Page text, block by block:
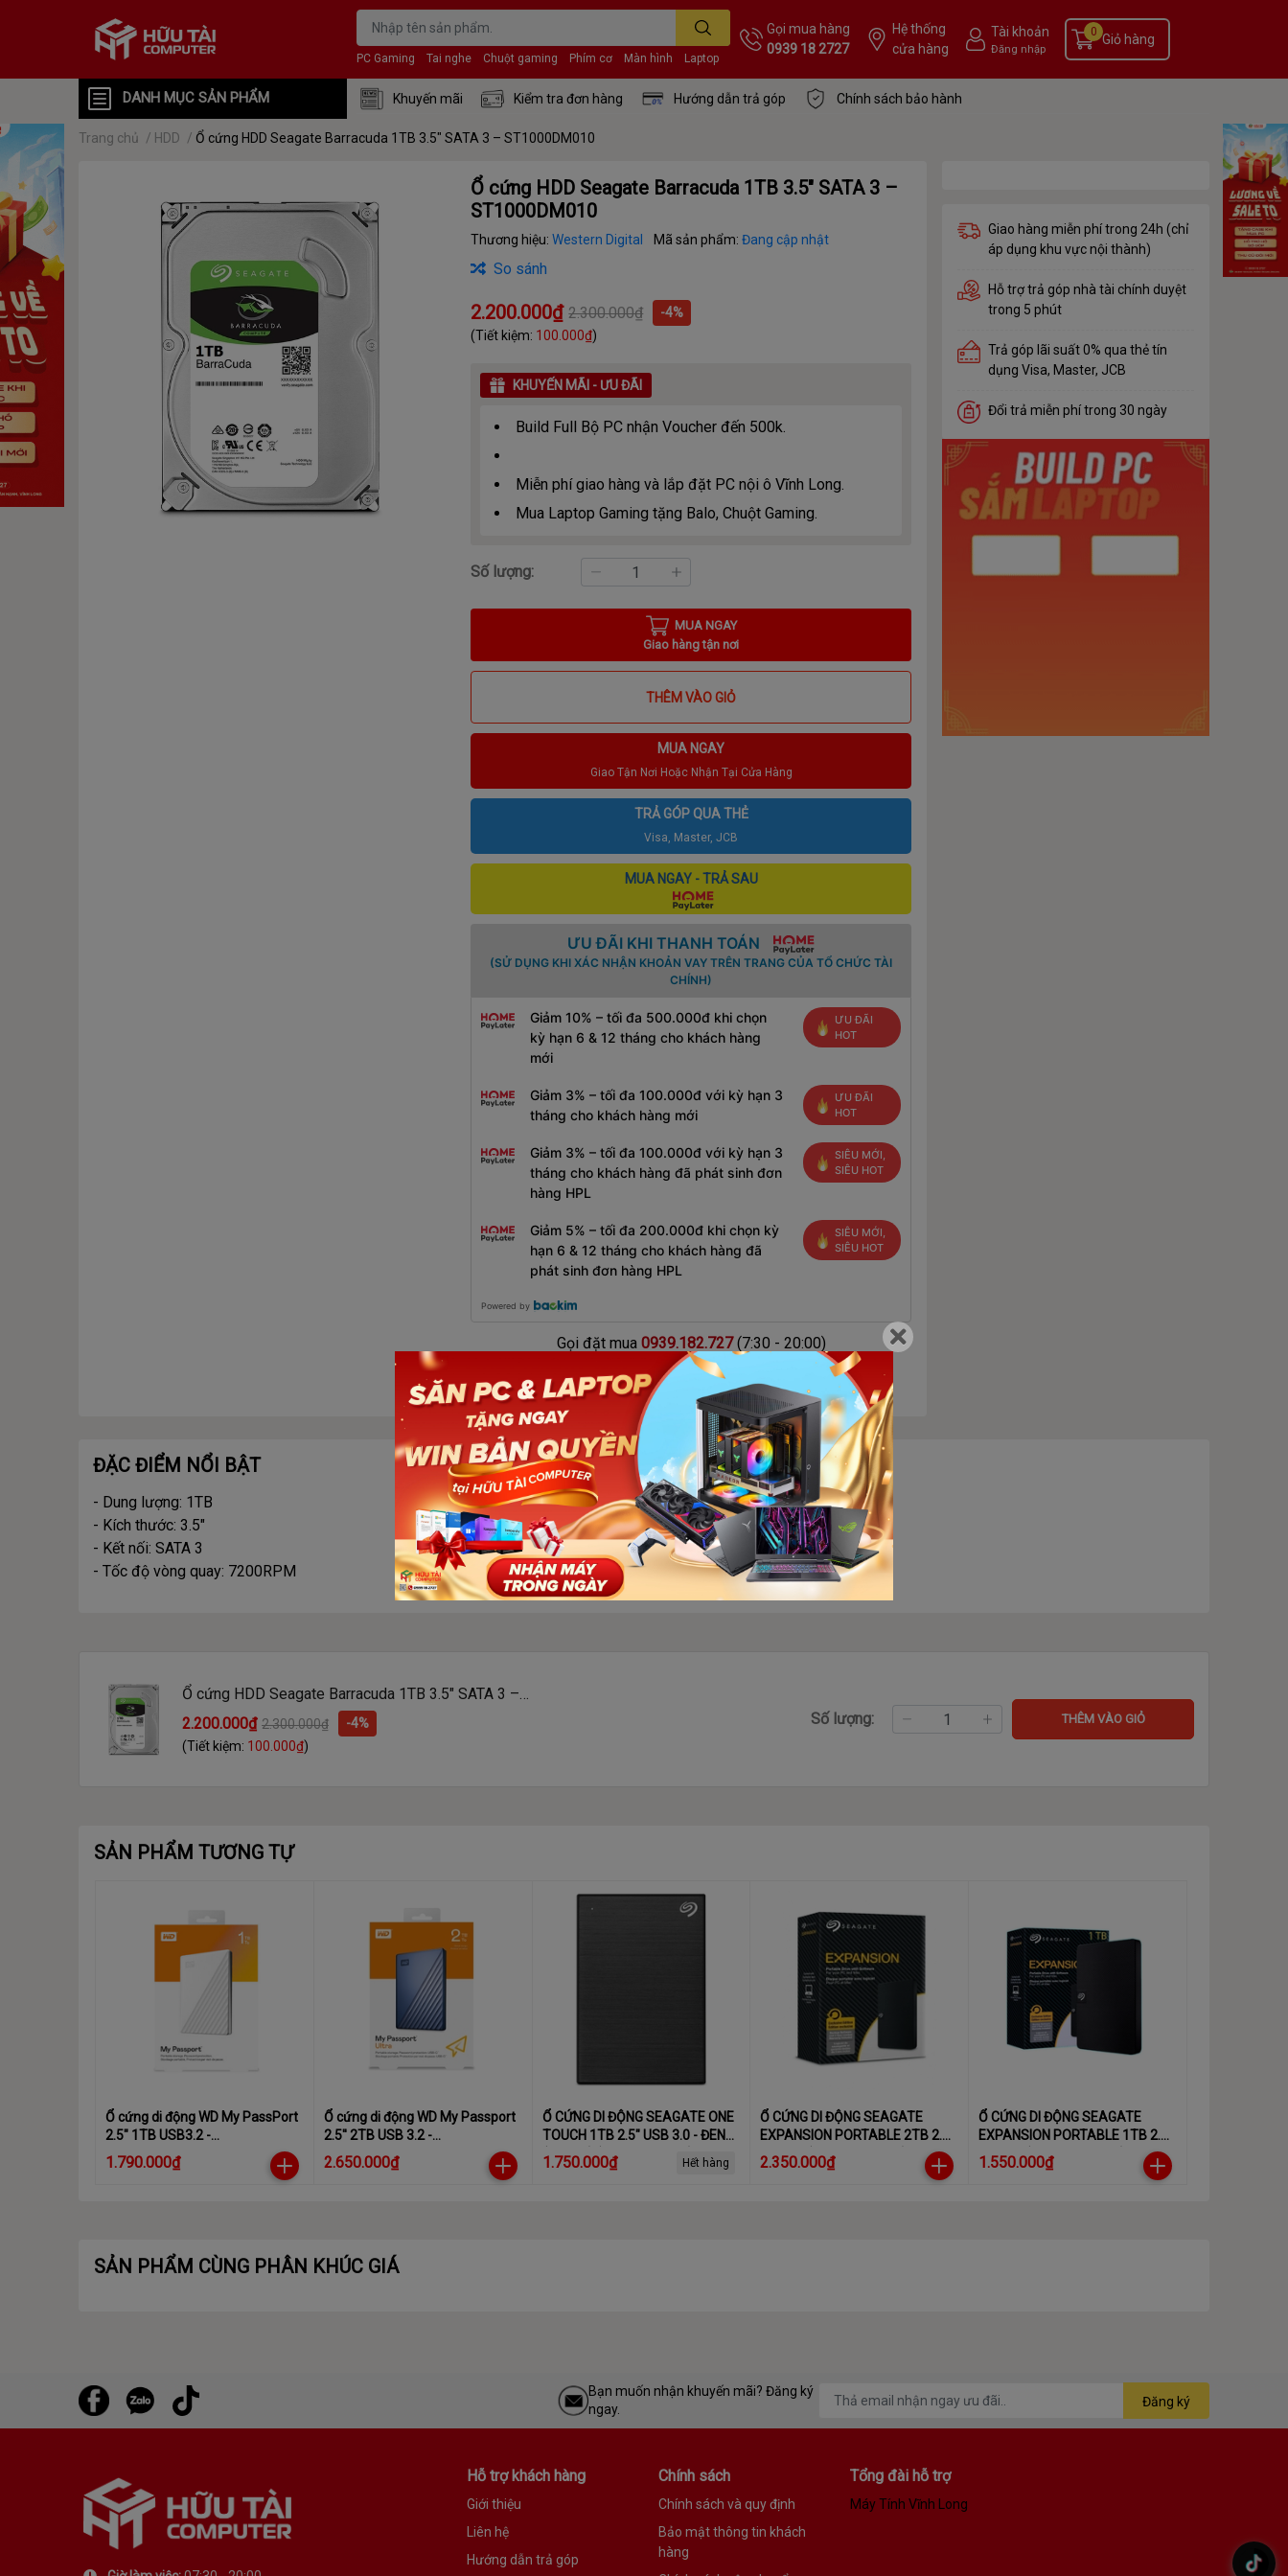
PC Gaming Tai nghe Chuột gaming Phím cơ Màn hình Laptop
Gọi mua hàng
0939 18 2727
Hệ thống
cửa hàng
Tài khoản
Đăng nhập
Giỏ hàng
0
DANH MỤC SẢN PHẨM Khuyến mãi Kiểm tra đơn hàng Hướng dẫn trả góp Chính sách bảo hành
Trang chủ / HDD / Ổ cứng HDD Seagate Barracuda 1TB 3.5″ SATA 3 – ST1000DM010
Ổ cứng HDD Seagate Barracuda 1TB 3.5″ SATA 3 –
ST1000DM010
Thương hiệu:Western Digital Mã sản phẩm:Đang cập nhật
So sánh
2.200.000₫ 2.300.000₫
-4%
(Tiết kiệm: 100.000₫)
KHUYẾN MÃI - ƯU ĐÃI
Build Full Bộ PC nhận Voucher đến 500k.
Miễn phí giao hàng và lắp đặt PC nội ô Vĩnh Long.
Mua Laptop Gaming tặng Balo, Chuột Gaming.
Số lượng:
MUA NGAY
Giao hàng tận nơi
THÊM VÀO GIỎ
MUA NGAY
Giao Tận Nơi Hoặc Nhận Tại Cửa Hàng
TRẢ GÓP QUA THẺ
Visa, Master, JCB
MUA NGAY - TRẢ SAU
ƯU ĐÃI KHI THANH TOÁN
(SỬ DỤNG KHI XÁC NHẬN KHOẢN VAY TRÊN TRANG CỦA TỔ CHỨC TÀI
CHÍNH)
Giảm 10% – tối đa 500.000đ khi chọn
kỳ hạn 6 & 12 tháng cho khách hàng
mới
ƯU ĐÃI
HOT
Giảm 3% – tối đa 100.000đ với kỳ hạn 3
tháng cho khách hàng mới
ƯU ĐÃI
HOT
Giảm 3% – tối đa 100.000đ với kỳ hạn 3
tháng cho khách hàng đã phát sinh đơn
hàng HPL
SIÊU MỚI,
SIÊU HOT
Giảm 5% – tối đa 200.000đ khi chọn kỳ
hạn 6 & 12 tháng cho khách hàng đã
phát sinh đơn hàng HPL
SIÊU MỚI,
SIÊU HOT
Powered by
Gọi đặt mua 0939.182.727(7:30 - 20:00)
Giao hàng miễn phí trong 24h (chỉ
áp dụng khu vực nội thành)
Hỗ trợ trả góp nhà tài chính duyệt
trong 5 phút
Trả góp lãi suất 0% qua thẻ tín
dụng Visa, Master, JCB
Đổi trả miễn phí trong 30 ngày
ĐẶC ĐIỂM NỔI BẬT
- Dung lượng: 1TB
- Kích thước: 3.5"
- Kết nối: SATA 3
- Tốc độ vòng quay: 7200RPM
Ổ cứng HDD Seagate Barracuda 1TB 3.5″ SATA 3 –
ST1000DM010
2.200.000₫ 2.300.000₫
-4%
(Tiết kiệm: 100.000₫)
Số lượng: THÊM VÀO GIỎ
SẢN PHẨM TƯƠNG TỰ
Ổ cứng di động WD My PassPort
2.5" 1TB USB3.2 -
WDBYVG0010BWT-WESN màu
trắng
1.790.000₫
Ổ cứng di động WD My Passport
2.5'' 2TB USB 3.2 -
WDBYVG0020BBL-WESN, màu
xanh
2.650.000₫
Ổ CỨNG DI ĐỘNG SEAGATE ONE
TOUCH 1TB 2.5" USB 3.0 - ĐEN
(BLACK) (STKY1000400)
1.750.000₫ Hết hàng
Ổ CỨNG DI ĐỘNG SEAGATE
EXPANSION PORTABLE 2TB 2.5"
USB 3.0(STKM2000400)
2.350.000₫
Ổ CỨNG DI ĐỘNG SEAGATE
EXPANSION PORTABLE 1TB 2.5"
USB 3.0(STKM1000400)
1.550.000₫
SẢN PHẨM CÙNG PHÂN KHÚC GIÁ
Bạn muốn nhận khuyến mãi? Đăng ký
ngay.
Đăng ký
Hỗ trợ khách hàng
Giới thiệu
Liên hệ
Hướng dẫn trả góp
Chính sách
Chính sách và quy định
Bảo mật thông tin khách
hàng
Tổng đài hỗ trợ
Máy Tính Vĩnh Long
.